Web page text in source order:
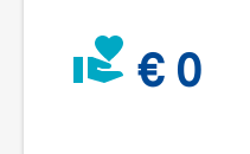
€ 0